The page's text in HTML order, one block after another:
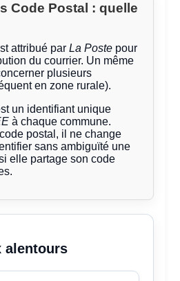
Code Postal : quelle
attribué parLa Poste pour
du courrier. Un même
plusieurs
en zone rurale).
un identifiant unique
à chaque commune.
postal, il ne change
sans ambiguïté une
elle partage son code
alentours